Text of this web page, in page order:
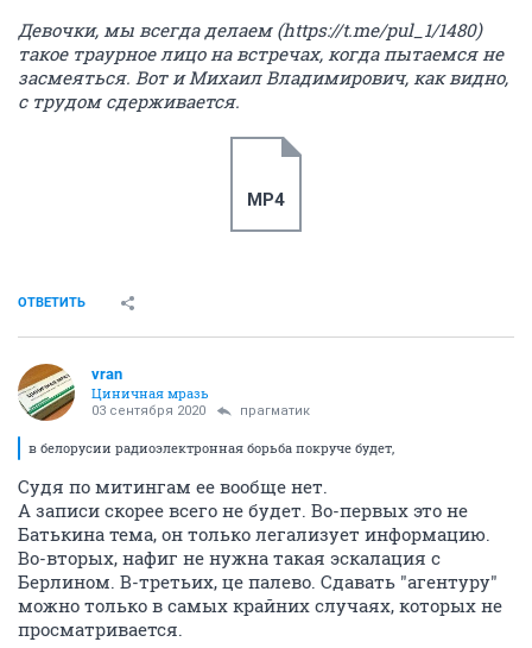
Девочки, мы всегда делаем (https://t.me/pul_1/1480)
такое траурное лицо на встречах, когда пытаемся не
засмеяться. Вот и Михаил Владимирович, как видно,
с трудом сдерживается.
MP4
ОТВЕТИТЬ
vran
Циничная мразь
03 сентября 2020 прагматик
в белорусии радиоэлектронная борьба покруче будет,
Судя по митингам ее вообще нет.
А записи скорее всего не будет. Во-первых это не
Батькина тема, он только легализует информацию.
Во-вторых, нафиг не нужна такая эскалация с
Берлином. В-третьих, це палево. Сдавать "агентуру"
можно только в самых крайних случаях, которых не
просматривается.